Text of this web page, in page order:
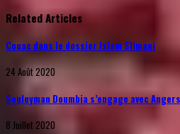
Related Articles
Couac dans le dossier Islam Slimani
24 Août 2020
Souleyman Doumbia s’engage avec
8 Juillet 2020